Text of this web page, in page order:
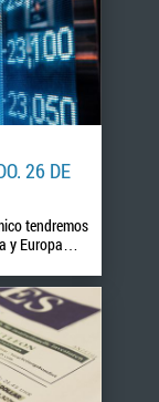
26 DE
tendremos
y Europa…